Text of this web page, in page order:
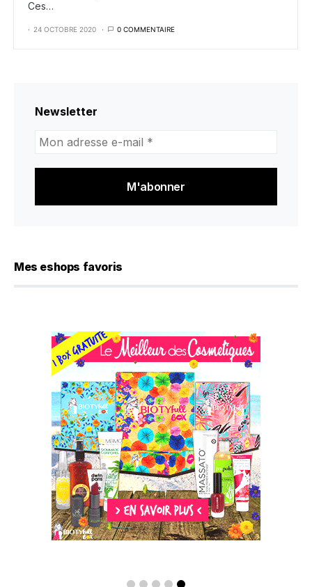
Ces…
24 OCTOBRE 2020 0 COMMENTAIRE
Newsletter
adresse
mail
Mes eshops favoris